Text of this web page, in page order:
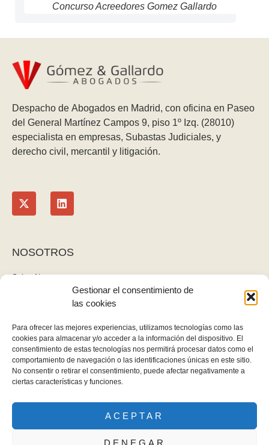
Gestionar el consentimiento de
las cookies
Para ofrecer las mejores experiencias, utilizamos tecnologías como las
cookies para almacenar y/o acceder a la información del dispositivo. El
consentimiento de estas tecnologías nos permitirá procesar datos como el
comportamiento de navegación o las identificaciones únicas en este sitio.
No consentir o retirar el consentimiento, puede afectar negativamente a
ciertas características y funciones.
ACEPTAR
DENEGAR
Concurso Acreedores Gomez Gallardo
Despacho de Abogados en Madrid, con oficina en Paseo
del General Martínez Campos 9, piso 1º Izq. (28010)
especialista en empresas, Subastas Judiciales, y
derecho civil, mercantil y litigación.
NOSOTROS
Sobre Nosotros
Política de privacidad
Aviso legal y cookies
Derecho de desistimiento
Gomez Gallardo - Todos los derechos reservados